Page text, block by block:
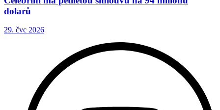
dolarů
29. čvc 2026